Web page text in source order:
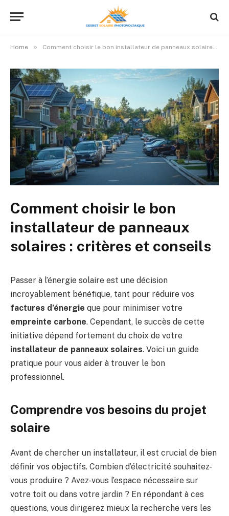
Home » Comment choisir le bon installateur de panneaux solaires : critères et conseils
Comment choisir le bon
installateur de panneaux
solaires : critères et conseils
Passer à l’énergie solaire est une décision
incroyablement bénéfique, tant pour réduire vos
factures d’énergie que pour minimiser votre
empreinte carbone. Cependant, le succès de cette
initiative dépend fortement du choix de votre
installateur de panneaux solaires. Voici un guide
pratique pour vous aider à trouver le bon
professionnel.
Comprendre vos besoins du projet
solaire
Avant de chercher un installateur, il est crucial de bien
définir vos objectifs. Combien d’électricité souhaitez-
vous produire ? Avez-vous l’espace nécessaire sur
votre toit ou dans votre jardin ? En répondant à ces
questions, vous dirigerez mieux la recherche vers les